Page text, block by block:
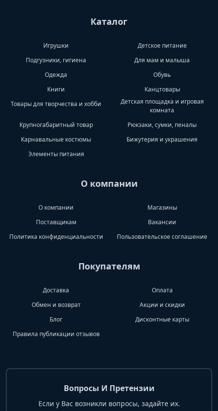
Каталог
Игрушки
Детское питание
Подгузники, гигиена
Для мам и малыша
Одежда
Обувь
Книги
Канцтовары
Товары для творчества и хобби
Детская площадка и игровая
комната
Крупногабаритный товар
Рюкзаки, сумки, пеналы
Карнавальные костюмы
Бижутерия и украшения
Элементы питания
О компании
О компании
Магазины
Поставщикам
Вакансии
Политика конфиденциальности
Пользовательское соглашение
Покупателям
Доставка
Оплата
Обмен и возврат
Акции и скидки
Блог
Дисконтные карты
Правила публикации отзывов
Вопросы И Претензии
Если у Вас возникли вопросы, задайте их.